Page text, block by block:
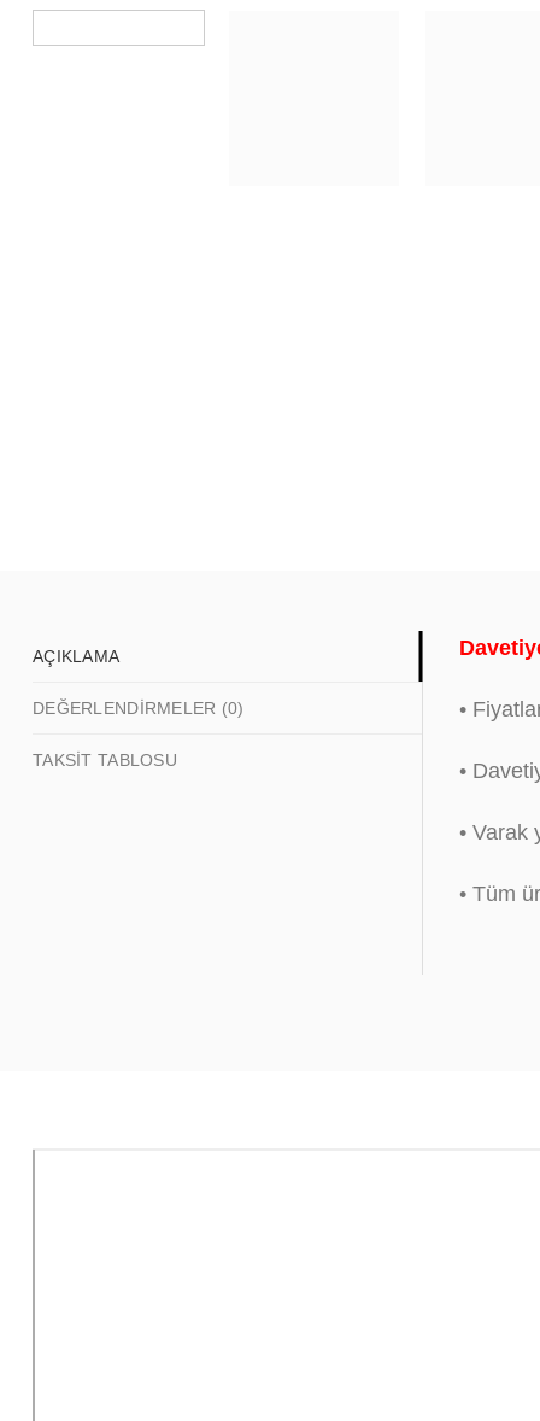
AÇIKLAMA
DEĞERLENDIRMELER (0)
TAKSIT TABLOSU
•
•
• Varak
• Tüm